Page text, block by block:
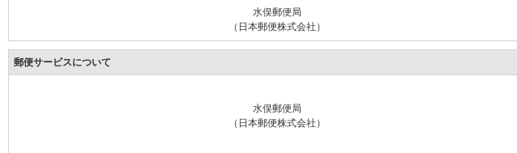
水俣郵便局
（日本郵便株式会社）
郵便サービスについて
水俣郵便局
（日本郵便株式会社）